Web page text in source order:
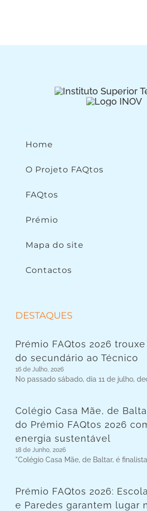
Home
O Projeto FAQtos
FAQtos
Prémio
Mapa do site
Contactos
DESTAQUES
Prémio FAQtos 2026
do secundário ao Técnico
16 de Julho, 2026
No passado sábado, dia 11 de julho,
Colégio Casa Mãe, de
do Prémio FAQtos 2026
energia sustentável
18 de Junho, 2026
"Colégio Casa Mãe, de Baltar, é
Prémio FAQtos 2026:
e Paredes garantem lugar